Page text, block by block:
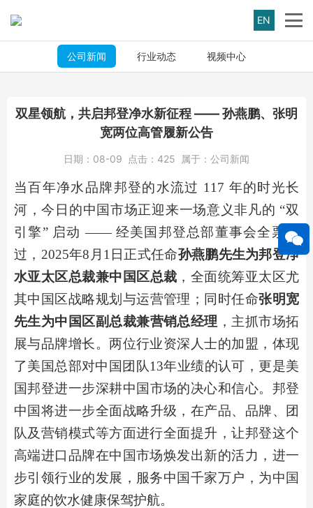
EN
公司新闻 行业动态 视频中心
双星领航，共启邦登净水新征程 —— 孙燕鹏、张明
宽两位高管履新公告
日期： 08-09 点击： 425 属于： 公司新闻
当百年净水品牌邦登的水流过 117 年的时光长
河，今日的中国市场正迎来一场意义非凡的 “双
引擎” 启动 —— 经美国邦登总部董事会全票通
过， 2025年8月1日 正式任命孙燕鹏先生为邦登净
水亚太区总裁兼中国区总裁 ，全面统筹亚太区尤
其中国区战略规划与运营管理；同时任命张明宽
先生为中国区副总裁兼营销总经理 ，主抓市场拓
展与品牌增长。两位行业资深人士的加盟，体现
了美国总部对中国团队13年业绩的认可 ， 更是美
国邦登进一步深耕中国市场的决心和信心。邦登
中国将进一步全面战略升级， 在产品、品牌、团
队及营销模式等方面进行全面提升，让邦登这个
高端进口品牌在中国市场焕发出新的活力，进一
步引领行业的发展，服务中国千家万户，为中国
家庭的饮水健康保驾护航。